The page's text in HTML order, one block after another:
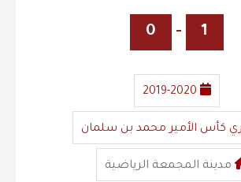
1
-
0
2019-2020
كأس الأمير محمد بن سلمان
مدينة المجمعة الرياضية